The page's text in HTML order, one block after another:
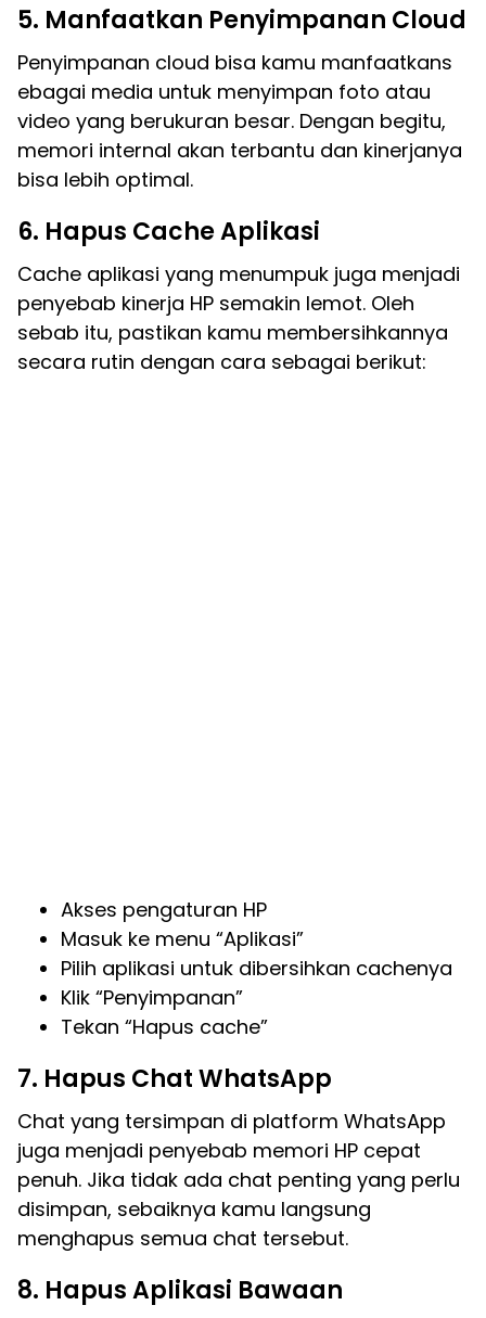
5. Manfaatkan Penyimpanan Cloud
Penyimpanan cloud bisa kamu manfaatkans
ebagai media untuk menyimpan foto atau
video yang berukuran besar. Dengan begitu,
memori internal akan terbantu dan kinerjanya
bisa lebih optimal.
6. Hapus Cache Aplikasi
Cache aplikasi yang menumpuk juga menjadi
penyebab kinerja HP semakin lemot. Oleh
sebab itu, pastikan kamu membersihkannya
secara rutin dengan cara sebagai berikut:
Akses pengaturan HP
Masuk ke menu “Aplikasi”
Pilih aplikasi untuk dibersihkan cachenya
Klik “Penyimpanan”
Tekan “Hapus cache”
7. Hapus Chat WhatsApp
Chat yang tersimpan di platform WhatsApp
juga menjadi penyebab memori HP cepat
penuh. Jika tidak ada chat penting yang perlu
disimpan, sebaiknya kamu langsung
menghapus semua chat tersebut.
8. Hapus Aplikasi Bawaan